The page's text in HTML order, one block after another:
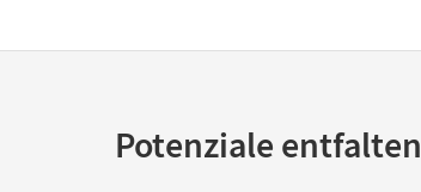
Potenziale entfalten